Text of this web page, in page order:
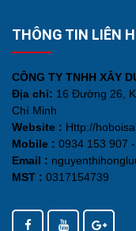
THÔNG TIN LIÊN
CÔNG TY TNHH XÂY
Địa chỉ: 16 Đường 26,
Chí Minh
Website : Http://
Mobile : 0934 153 907
Email :
MST : 0317154739